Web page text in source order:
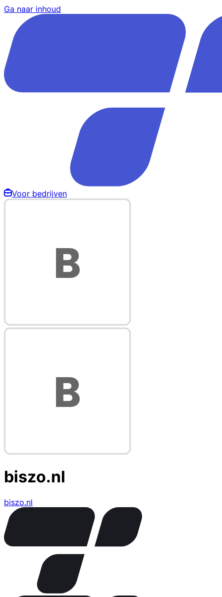
Ga naar inhoud
Voor bedrijven
biszo.nl
biszo.nl